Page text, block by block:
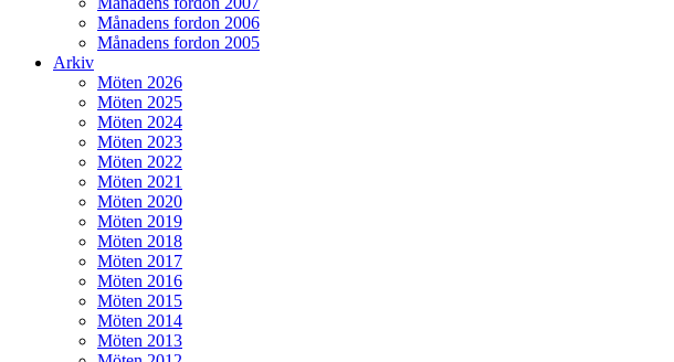
Månadens fordon 2006
Månadens fordon 2005
Arkiv
Möten 2026
Möten 2025
Möten 2024
Möten 2023
Möten 2022
Möten 2021
Möten 2020
Möten 2019
Möten 2018
Möten 2017
Möten 2016
Möten 2015
Möten 2014
Möten 2013